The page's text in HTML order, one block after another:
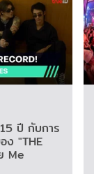
ปี กับการ
ง "THE
Me